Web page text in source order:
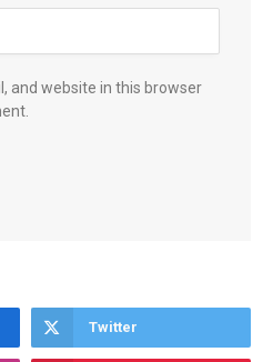
and website in this browser
Twitter